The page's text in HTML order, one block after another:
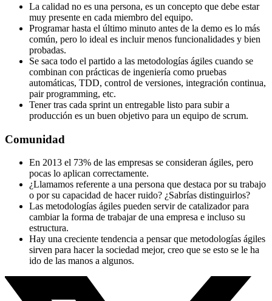
La calidad no es una persona, es un concepto que debe estar
muy presente en cada miembro del equipo.
Programar hasta el último minuto antes de la demo es lo más
común, pero lo ideal es incluir menos funcionalidades y bien
probadas.
Se saca todo el partido a las metodologías ágiles cuando se
combinan con prácticas de ingeniería como pruebas
automáticas, TDD, control de versiones, integración continua,
pair programming, etc.
Tener tras cada sprint un entregable listo para subir a
producción es un buen objetivo para un equipo de scrum.
Comunidad
En 2013 el 73% de las empresas se consideran ágiles, pero
pocas lo aplican correctamente.
¿Llamamos referente a una persona que destaca por su trabajo
o por su capacidad de hacer ruido? ¿Sabrías distinguirlos?
Las metodologías ágiles pueden servir de catalizador para
cambiar la forma de trabajar de una empresa e incluso su
estructura.
Hay una creciente tendencia a pensar que metodologías ágiles
sirven para hacer la sociedad mejor, creo que se esto se le ha
ido de las manos a algunos.